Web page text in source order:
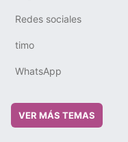
Redes sociales
timo
WhatsApp
VER MÁS TEMAS